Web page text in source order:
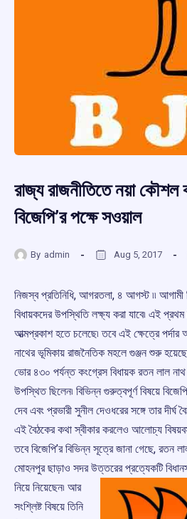
রাজ্য রাজনীতিতে নয়া কৌশল
বিজেপি’র পক্ষে সওয়াল
By admin Aug 5, 2017
নিজস্ব প্রতিনিধি, আগরতলা, ৪ আগস্ট ৷৷ আগামী
বিধায়কদের উপস্থিতি লক্ষ্য করা যাবে৷ এই প্রথম
আত্মপ্রকাশ হতে চলেছে৷ তবে এই ক্ষেত্রে
নাথের ভূমিকায় রাজনৈতিক মহলে গুঞ্জন শুরু
ভোর ৪৩০ পর্যন্ত কংগ্রেস বিধায়ক রতন লাল নাথ
উপস্থিত ছিলেন৷ বিভিন্ন গুরুত্বপূর্ণ বিষয়ে
দেব এবং প্রভারী সুনীল দেওধরের সঙ্গে তার দীর্ঘ
এই বৈঠকের কথা স্বীকার করলেও আলোচ্য
তবে বিজেপি’র বিভিন্ন সূত্রে জানা গেছে, রতন
মোহনপুর ছাড়াও সদর উত্তরেরপ্রত্যেকটি
নিয়ে নিয়েছেন৷ আর
সংশ্লিষ্ট বিষয়ে তিনি